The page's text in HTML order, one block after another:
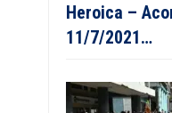
Heroica –
11/7/2021…